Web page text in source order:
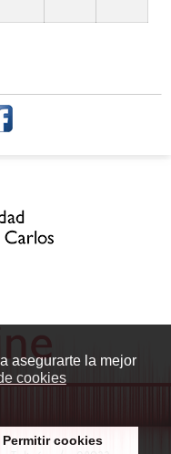
asegurarte la mejor
cookies
Permitir cookies